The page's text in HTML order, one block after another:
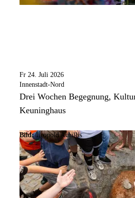
Fr 24. Juli 2026
Innenstadt-Nord
Drei Wochen Begegnung,
Keuninghaus
Bild: Leopold Achillis